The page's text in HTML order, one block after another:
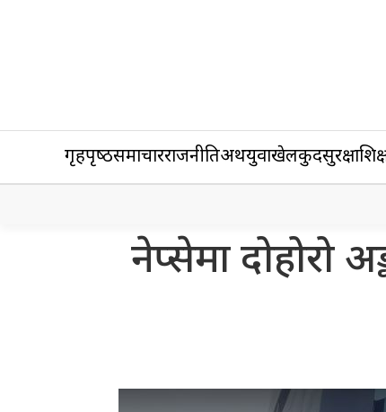
गृहपृष्‍ठसमाचारराजनीतिअर्थयुवाखेलकुदसुरक्षा
नेप्सेमा दोहोरो